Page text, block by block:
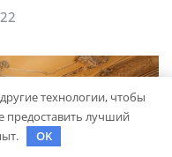
технологии, чтобы
предоставить лучший
OK